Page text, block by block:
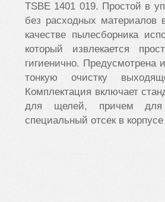
TSBE 1401 019. Простой в
без расходных
качестве пылесборника
который извлекается
гигиенично. Предусмотрена
тонкую очистку
Комплектация включает
для щелей, причем для
специальный отсек в